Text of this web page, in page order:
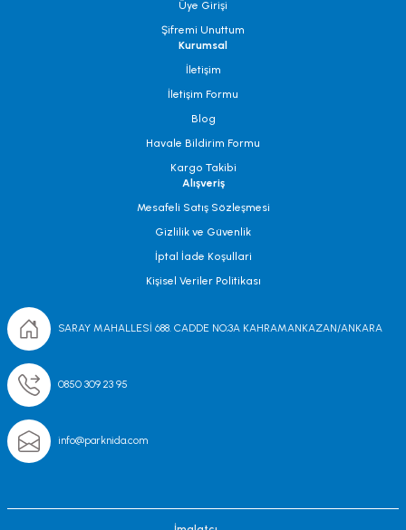
Üye Girişi
Şifremi Unuttum
Kurumsal
İletişim
İletişim Formu
Blog
Havale Bildirim Formu
Kargo Takibi
Alışveriş
Mesafeli Satış Sözleşmesi
Gizlilik ve Güvenlik
İptal İade Koşullari
Kişisel Veriler Politikası
SARAY MAHALLESİ 688. CADDE NO;3A KAHRAMANKAZAN/ANKARA
0850 309 23 95
info@parknida.com